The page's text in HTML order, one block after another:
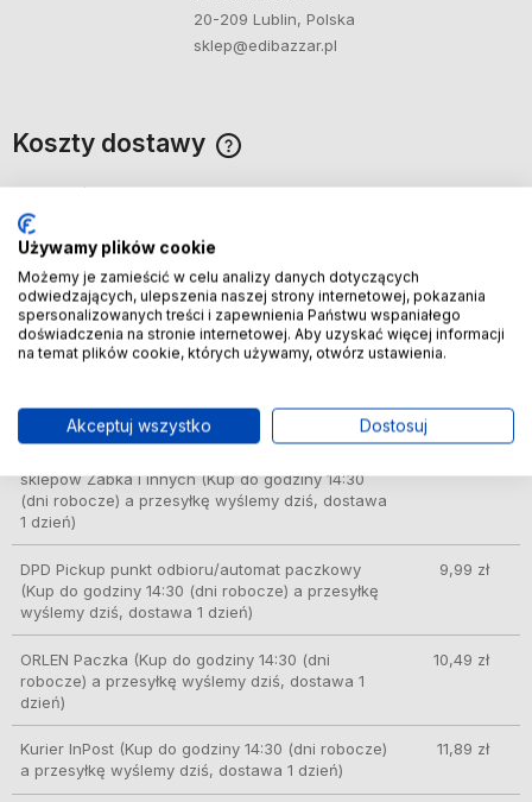
20-209 Lublin, Polska
sklep@edibazzar.pl
Koszty dostawy
Kraj wysyłki:
Poczta Polska List polecony ekonomiczny(Sam
transport zajmie 3/5 dni)
7,49 zł
DPD automat paczkowy
(Kup do godziny 14:30
1 dzień)
sklepów Żabka i innych(Kup do godziny 14:30
(dni robocze) a przesyłkę wyślemy dziś, dostawa
1 dzień)
DPD Pickup punkt odbioru/automat paczkowy
(Kup do godziny 14:30 (dni robocze) a przesyłkę
wyślemy dziś, dostawa 1 dzień)
9,99 zł
ORLEN Paczka (Kup do godziny 14:30 (dni
robocze) a przesyłkę wyślemy dziś, dostawa 1
dzień)
10,49 zł
Kurier InPost(Kup do godziny 14:30 (dni robocze)
a przesyłkę wyślemy dziś, dostawa 1 dzień)
11,89 zł
Używamy plików cookie
Możemy je zamieścić w celu analizy danych dotyczących
odwiedzających, ulepszenia naszej strony internetowej, pokazania
spersonalizowanych treści i zapewnienia Państwu wspaniałego
doświadczenia na stronie internetowej. Aby uzyskać więcej informacji
na temat plików cookie, których używamy, otwórz ustawienia.
Akceptuj wszystko Dostosuj